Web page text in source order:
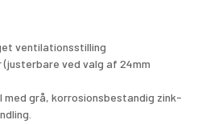
ventilationsstilling